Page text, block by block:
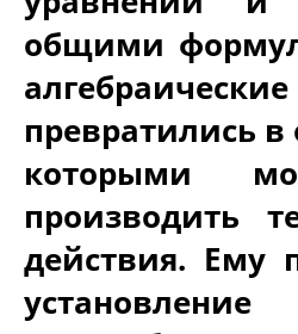
общими
превратились
которыми
производить
действия. Ему
установление